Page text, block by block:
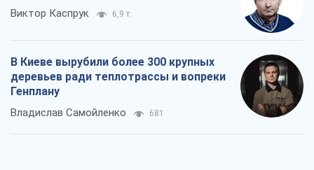
Виктор Каспрук 6,9 т.
В Киеве вырубили более 300 крупных
деревьев ради теплотрассы и вопреки
Генплану
Владислав Самойленко 681